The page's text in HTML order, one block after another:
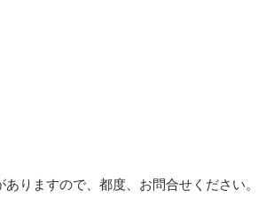
りますので、都度、お問合せください。